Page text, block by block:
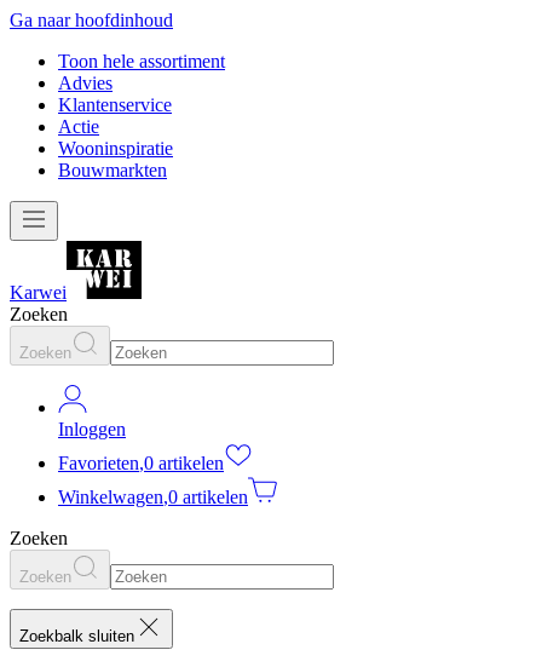
Ga naar hoofdinhoud
Toon hele assortiment
Advies
Klantenservice
Actie
Wooninspiratie
Bouwmarkten
Karwei
Zoeken
Zoeken
Inloggen
Favorieten,0 artikelen
Winkelwagen,0 artikelen
Zoeken
Zoeken
Zoekbalk sluiten